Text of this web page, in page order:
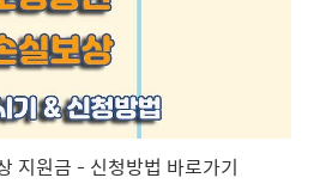
지원금 - 신청방법 바로가기